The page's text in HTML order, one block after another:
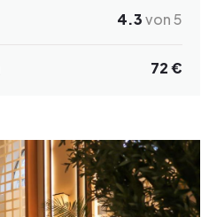
4.3von 5
72 €